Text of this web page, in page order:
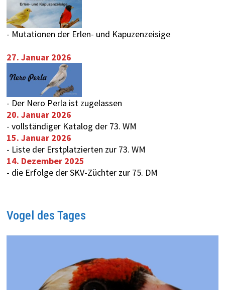
- Mutationen der Erlen- und Kapuzenzeisige
27. Januar 2026
- Der Nero Perla ist zugelassen
20. Januar 2026
- vollständiger Katalog der 73. WM
15. Januar 2026
- Liste der Erstplatzierten zur 73. WM
14. Dezember 2025
- die Erfolge der SKV-Züchter zur 75. DM
Vogel des Tages